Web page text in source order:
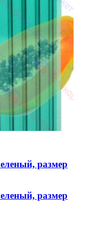
размер
размер